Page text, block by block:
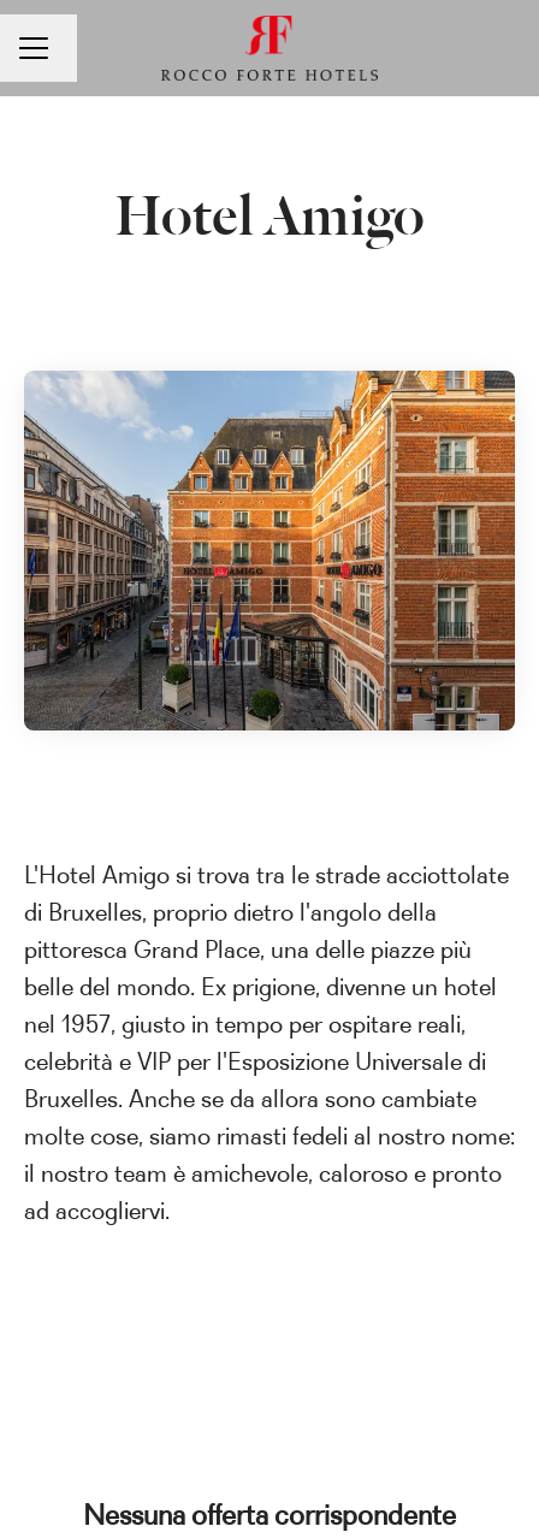
MENU CARRIERA
Cambia lingua
Hotel Amigo
L'Hotel Amigo si trova tra le strade acciottolate
di Bruxelles, proprio dietro l'angolo della
pittoresca Grand Place, una delle piazze più
belle del mondo. Ex prigione, divenne un hotel
nel 1957, giusto in tempo per ospitare reali,
celebrità e VIP per l'Esposizione Universale di
Bruxelles. Anche se da allora sono cambiate
molte cose, siamo rimasti fedeli al nostro nome:
il nostro team è amichevole, caloroso e pronto
ad accogliervi.
Nessuna offerta corrispondente